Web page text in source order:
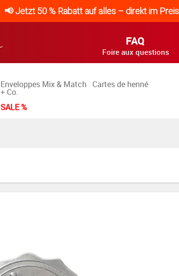
📢 Jetzt 50 % Rabatt auf alles – direkt im
FAQ
Foire aux questions
Enveloppes Mix & Match
+ Co.
Cartes de henné
SALE %